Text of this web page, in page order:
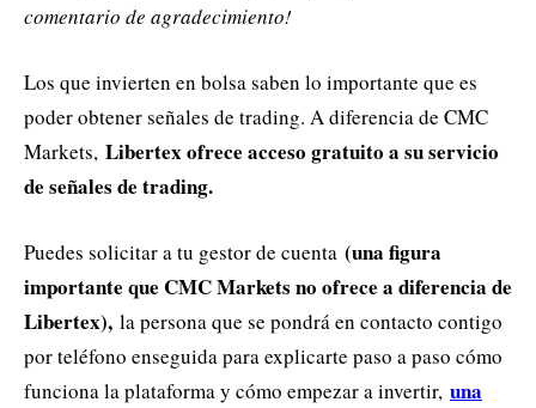
comentario de agradecimiento!
Los que invierten en bolsa saben lo importante que es
poder obtener señales de trading. A diferencia de CMC
Markets, Libertex ofrece acceso gratuito a su servicio
de señales de trading.
Puedes solicitar a tu gestor de cuenta (una figura
importante que CMC Markets no ofrece a diferencia de
Libertex), la persona que se pondrá en contacto contigo
por teléfono enseguida para explicarte paso a paso cómo
funciona la plataforma y cómo empezar a invertir, una